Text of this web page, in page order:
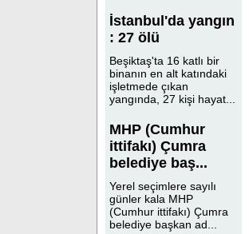
İstanbul'da yangın
: 27 ölü
Beşiktaş'ta 16 katlı bir
binanın en alt katındaki
işletmede çıkan
yangında, 27 kişi hayat...
MHP (Cumhur
ittifakı) Çumra
belediye baş...
Yerel seçimlere sayılı
günler kala MHP
(Cumhur ittifakı) Çumra
belediye başkan ad...